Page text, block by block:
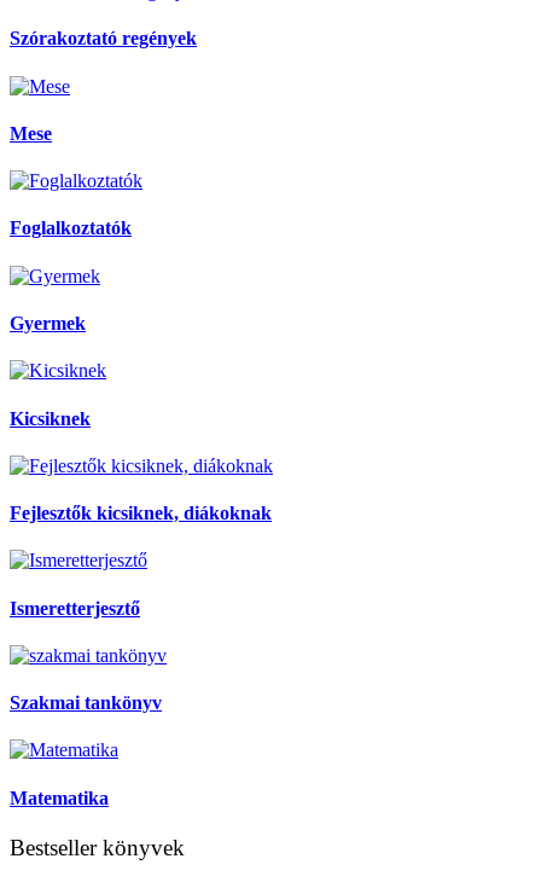
Szórakoztató regények
Mese
Foglalkoztatók
Gyermek
Kicsiknek
Fejlesztők kicsiknek, diákoknak
Ismeretterjesztő
Szakmai tankönyv
Matematika
Bestseller könyvek